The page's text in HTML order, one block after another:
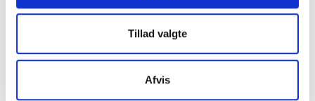
Tillad valgte
Afvis